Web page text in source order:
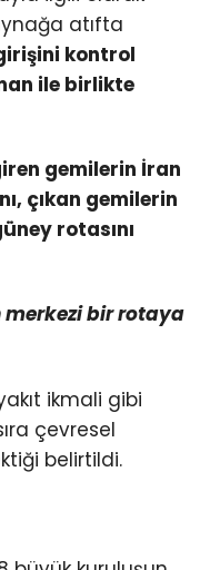
atıfta
kontrol
ile birlikte
gemilerin İran
çıkan gemilerin
rotasını
merkezi bir rotaya
ikmali gibi
çevresel
belirtildi.